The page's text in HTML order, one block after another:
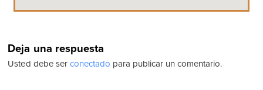
Deja una respuesta
Usted debe ser conectado para publicar un comentario.